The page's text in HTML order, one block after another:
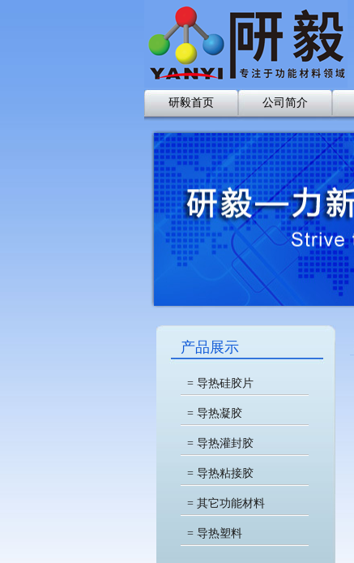
研毅首页 公司简介
产品展示
= 导热硅胶片
= 导热凝胶
= 导热灌封胶
= 导热粘接胶
= 其它功能材料
= 导热塑料